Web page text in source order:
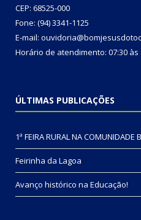
CEP: 68525-000
Fone: (94) 3341-1125
E-mail:
Horário de atendimento: 07:30 às
ÚLTIMAS PUBLICAÇÕES
1ª FEIRA RURAL NA COMUNIDADE
Feirinha da Lagoa
Avanço histórico na Educação!